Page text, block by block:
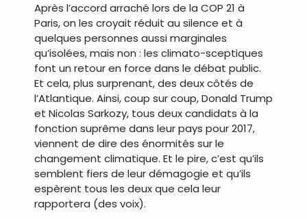
Après l’accord arraché lors de la COP 21 à
Paris, on les croyait réduit au silence et à
quelques personnes aussi marginales
qu’isolées, mais non : les climato-sceptiques
font un retour en force dans le débat public.
Et cela, plus surprenant, des deux côtés de
l’Atlantique. Ainsi, coup sur coup, Donald Trump
et Nicolas Sarkozy, tous deux candidats à la
fonction suprême dans leur pays pour 2017,
viennent de dire des énormités sur le
changement climatique. Et le pire, c’est qu’ils
semblent fiers de leur démagogie et qu’ils
espèrent tous les deux que cela leur
rapportera (des voix).